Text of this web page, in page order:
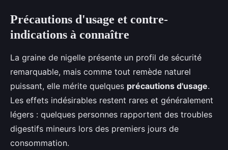
Précautions d'usage et contre-
indications à connaître
La graine de nigelle présente un profil de sécurité
remarquable, mais comme tout remède naturel
puissant, elle mérite quelques précautions d'usage.
Les effets indésirables restent rares et généralement
légers : quelques personnes rapportent des troubles
digestifs mineurs lors des premiers jours de
consommation.